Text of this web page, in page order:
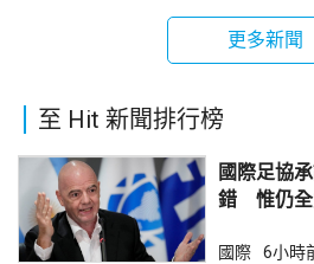
更多新聞
至 Hit 新聞排行榜
國際足協
錯 惟仍全
國際 6小時